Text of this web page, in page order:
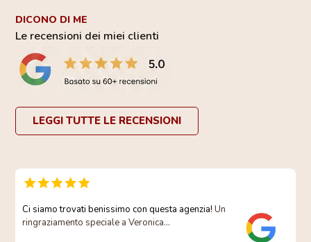
DICONO DI ME
Le recensioni dei miei clienti
LEGGI TUTTE LE RECENSIONI
Ci siamo trovati benissimo con questa agenzia! Un
ringraziamento speciale a Veronica…